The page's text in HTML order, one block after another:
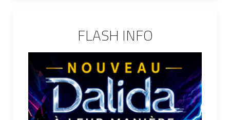
FLASH INFO